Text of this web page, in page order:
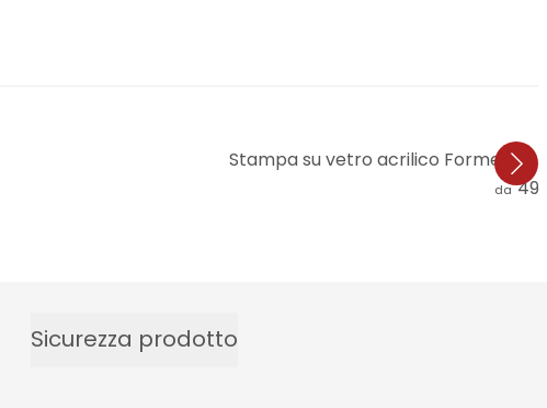
Stampa su vetro acrilico Forme
da
Sicurezza prodotto